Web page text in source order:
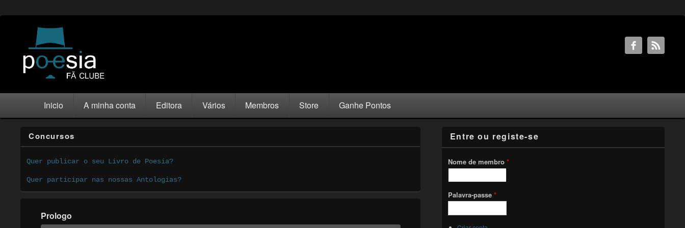
Inicio A minha conta Editora Vários Membros Store Ganhe Pontos
Concursos
Quer publicar o seu Livro de Poesia?
Quer participar nas nossas Antologias?
Prologo
Entre ou registe-se
Nome de membro *
Palavra-passe *